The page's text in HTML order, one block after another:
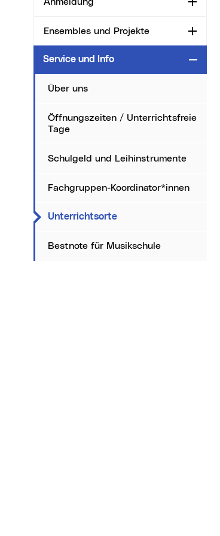
Ensembles und Projekte
Service und Info
Über uns
Öffnungszeiten / Unterrichtsfreie
Tage
Schulgeld und Leihinstrumente
Fachgruppen-Koordinator*innen
Unterrichtsorte(aktueller Menüpunkt)
Bestnote für Musikschule